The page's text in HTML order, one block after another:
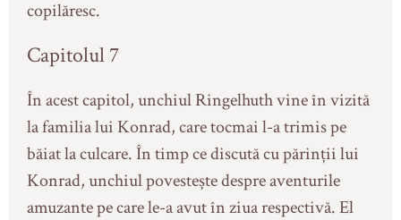
copilăresc.
Capitolul 7
În acest capitol, unchiul Ringelhuth vine în vizită
la familia lui Konrad, care tocmai l-a trimis pe
băiat la culcare. În timp ce discută cu părinții lui
Konrad, unchiul povestește despre aventurile
amuzante pe care le-a avut în ziua respectivă. El